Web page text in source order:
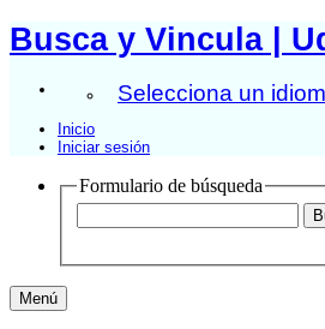
Busca y Vincula |
Selecciona un
Inicio
Iniciar sesión
Formulario de búsqueda
Menú